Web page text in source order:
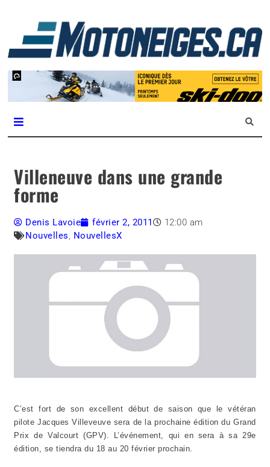
Magazine Motoneiges.ca
Villeneuve dans une grande
forme
Denis Lavoie février 2, 2011
12:00 am
Nouvelles, NouvellesX
C’est fort de son excellent début de saison que le vétéran
pilote Jacques Villeveuve sera de la prochaine édition du Grand
Prix de Valcourt (GPV). L’événement, qui en sera à sa 29e
édition, se tiendra du 18 au 20 février prochain.